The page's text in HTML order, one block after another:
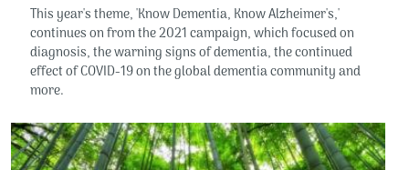
This year's theme, 'Know Dementia, Know Alzheimer's,'
continues on from the 2021 campaign, which focused on
diagnosis, the warning signs of dementia, the continued
effect of COVID-19 on the global dementia community and
more.